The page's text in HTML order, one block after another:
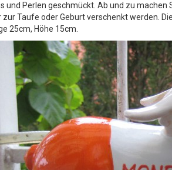
und Perlen geschmückt. Ab und zu
Taufe oder Geburt verschenkt werden.
25cm, Höhe 15cm.